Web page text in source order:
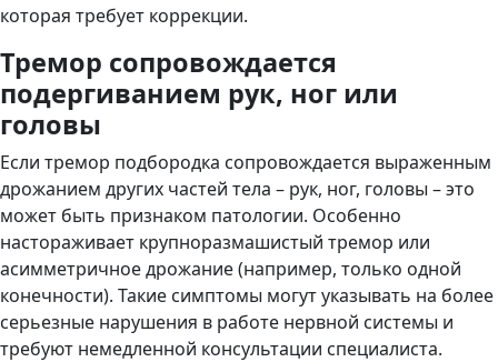
которая требует коррекции.
Тремор сопровождается
подергиванием рук, ног или
головы
Если тремор подбородка сопровождается выраженным
дрожанием других частей тела – рук, ног, головы – это
может быть признаком патологии. Особенно
настораживает крупноразмашистый тремор или
асимметричное дрожание (например, только одной
конечности). Такие симптомы могут указывать на более
серьезные нарушения в работе нервной системы и
требуют немедленной консультации специалиста.